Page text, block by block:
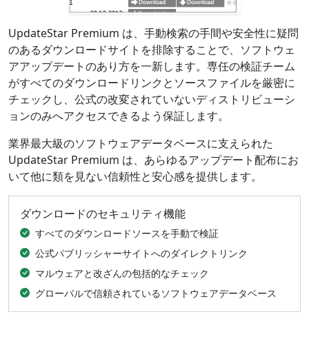
UpdateStar Premium は、手動検索の手間や安全性に疑問
のあるダウンロードサイトを排除することで、ソフトウェ
アアップデートのあり方を一新します。専任の検証チーム
がすべてのダウンロードリンクとソースファイルを厳密に
チェックし、公式の改変されていないディストリビューシ
ョンのみへアクセスできるよう保証します。
業界最大級のソフトウェアデータベースに支えられた
UpdateStar Premium は、あらゆるアップデート配布にお
いて他に類を見ない信頼性と安心感を提供します。
ダウンロードのセキュリティ機能
すべてのダウンロードソースを手動で検証
公式パブリッシャーサイトへのダイレクトリンク
マルウェアと改ざんの包括的なチェック
グローバルで信頼されているソフトウェアデータベース